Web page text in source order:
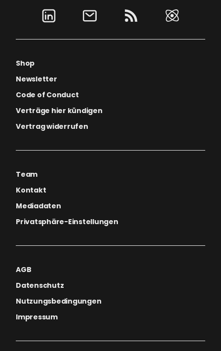
Shop
Newsletter
Code of Conduct
Verträge hier kündigen
Vertrag widerrufen
Team
Kontakt
Mediadaten
Privatsphäre-Einstellungen
AGB
Datenschutz
Nutzungsbedingungen
Impressum